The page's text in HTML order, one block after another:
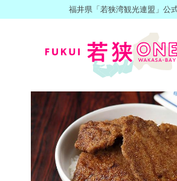
福井県「若狭湾観光連盟」公